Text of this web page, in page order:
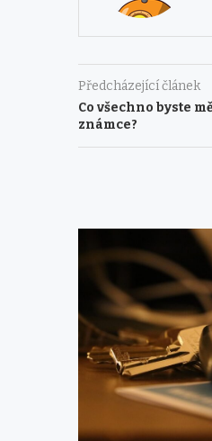
Předcházející článek
Co všechno byste
známce?